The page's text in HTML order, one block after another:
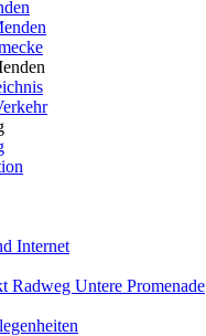
Internet
Radweg Untere Promenade